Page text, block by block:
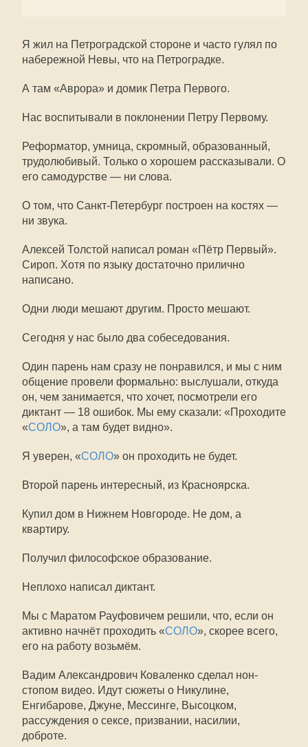
Я жил на Петроградской стороне и часто гулял по
набережной Невы, что на Петроградке.
А там «Аврора» и домик Петра Первого.
Нас воспитывали в поклонении Петру Первому.
Реформатор, умница, скромный, образованный,
трудолюбивый. Только о хорошем рассказывали. О
его самодурстве — ни слова.
О том, что Санкт-Петербург построен на костях —
ни звука.
Алексей Толстой написал роман «Пётр Первый».
Сироп. Хотя по языку достаточно прилично
написано.
Одни люди мешают другим. Просто мешают.
Сегодня у нас было два собеседования.
Один парень нам сразу не понравился, и мы с ним
общение провели формально: выслушали, откуда
он, чем занимается, что хочет, посмотрели его
диктант — 18 ошибок. Мы ему сказали: «Проходите
«СОЛО», а там будет видно».
Я уверен, «СОЛО» он проходить не будет.
Второй парень интересный, из Красноярска.
Купил дом в Нижнем Новгороде. Не дом, а
квартиру.
Получил философское образование.
Неплохо написал диктант.
Мы с Маратом Рауфовичем решили, что, если он
активно начнёт проходить «СОЛО», скорее всего,
его на работу возьмём.
Вадим Александрович Коваленко сделал нон-
стопом видео. Идут сюжеты о Никулине,
Енгибарове, Джуне, Мессинге, Высоцком,
рассуждения о сексе, призвании, насилии,
доброте.